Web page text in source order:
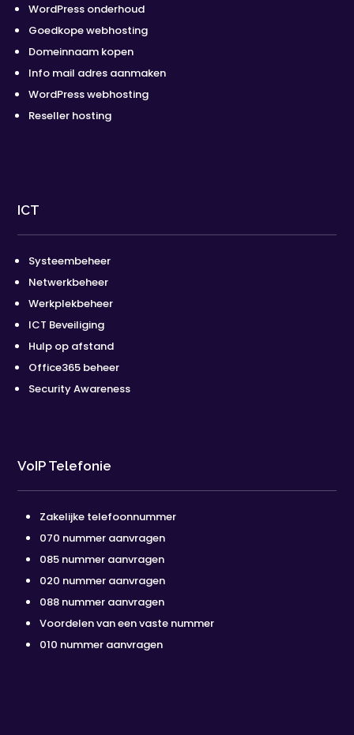
WordPress onderhoud
Goedkope webhosting
Domeinnaam kopen
Info mail adres aanmaken
WordPress webhosting
Reseller hosting
ICT
Systeembeheer
Netwerkbeheer
Werkplekbeheer
ICT Beveiliging
Hulp op afstand
Office365 beheer
Security Awareness
VoIP Telefonie
Zakelijke telefoonnummer
070 nummer aanvragen
085 nummer aanvragen
020 nummer aanvragen
088 nummer aanvragen
Voordelen van een vaste nummer
010 nummer aanvragen